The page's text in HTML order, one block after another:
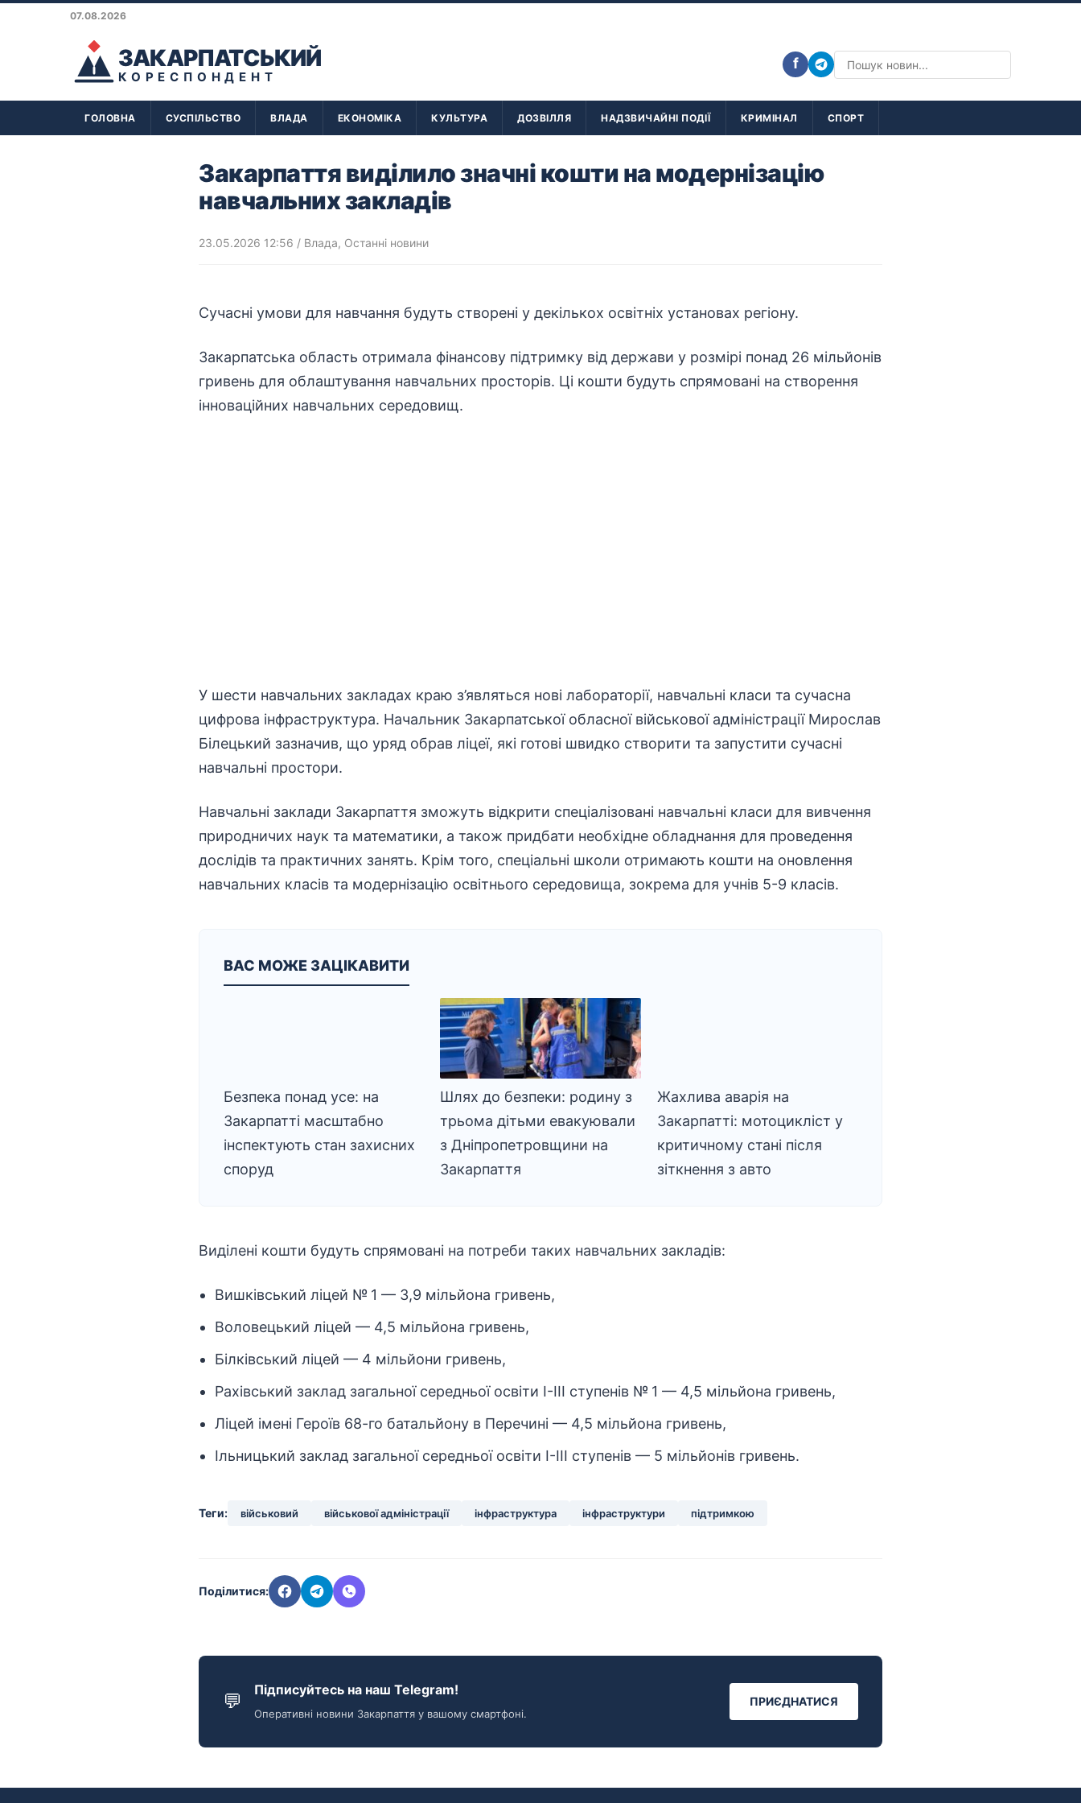
07.08.2026
ЗАКАРПАТСЬКИЙ
КОРЕСПОНДЕНТ
f
ГОЛОВНА СУСПІЛЬСТВО ВЛАДА ЕКОНОМІКА КУЛЬТУРА ДОЗВІЛЛЯ НАДЗВИЧАЙНІ ПОДІЇ КРИМІНАЛ СПОРТ
Закарпаття виділило значні кошти на модернізацію
навчальних закладів
23.05.2026 12:56 / Влада, Останні новини
Сучасні умови для навчання будуть створені у декількох освітніх установах регіону.
Закарпатська область отримала фінансову підтримку від держави у розмірі понад 26 мільйонів
гривень для облаштування навчальних просторів. Ці кошти будуть спрямовані на створення
інноваційних навчальних середовищ.
У шести навчальних закладах краю з’являться нові лабораторії, навчальні класи та сучасна
цифрова інфраструктура. Начальник Закарпатської обласної військовоїадміністрації Мирослав
Білецький зазначив, що уряд обрав ліцеї, які готові швидко створити та запустити сучасні
навчальні простори.
Навчальні заклади Закарпаття зможуть відкрити спеціалізовані навчальні класи для вивчення
природничих наук та математики, а також придбати необхідне обладнання для проведення
дослідів та практичних занять. Крім того, спеціальні школи отримають кошти на оновлення
навчальних класів та модернізацію освітнього середовища, зокрема для учнів 5-9 класів.
ВАС МОЖЕ ЗАЦІКАВИТИ
Безпека понад усе: на
Закарпатті масштабно
інспектують стан захисних
споруд
Шлях до безпеки: родину з
трьома дітьми евакуювали
з Дніпропетровщини на
Закарпаття
Жахлива аварія на
Закарпатті: мотоцикліст у
критичному стані після
зіткнення з авто
Виділені кошти будуть спрямовані на потреби таких навчальних закладів:
Вишківський ліцей № 1 — 3,9 мільйона гривень,
Воловецький ліцей — 4,5 мільйона гривень,
Білківський ліцей — 4 мільйони гривень,
Рахівський заклад загальної середньої освіти І-ІІІ ступенів № 1 — 4,5 мільйона гривень,
Ліцей імені Героїв 68-го батальйону в Перечині — 4,5 мільйона гривень,
Ільницький заклад загальної середньої освіти І-ІІІ ступенів — 5 мільйонів гривень.
Теги: військовий військової адміністрації інфраструктура інфраструктури підтримкою
Поділитися:
💬 Підписуйтесь на наш Telegram!
Оперативні новини Закарпаття у вашому смартфоні.
ПРИЄДНАТИСЯ